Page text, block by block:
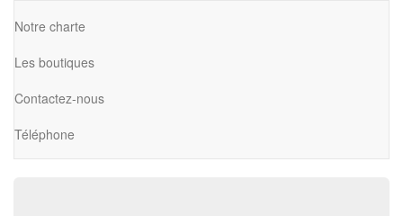
Notre charte
Les boutiques
Contactez-nous
Téléphone